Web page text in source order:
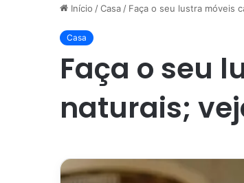
Início /Casa / Faça o seu lustra móveis
Casa
Faça o seu
naturais;